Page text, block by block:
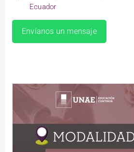
Ecuador
Envíanos un mensaje
Modalidad semipresencial